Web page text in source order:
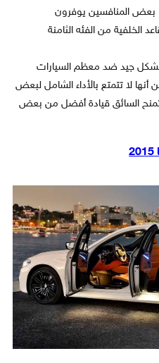
بعض المنافسين يوفرون
الخلفية من الفئه الثامنة
عام تم تصميم نظام الفئة 8 بشكل جيد ضد معظم السيارات
أنها لا تتمتع بالأداء الشامل لبعض
تمنح السائق قيادة أفضل من بعض